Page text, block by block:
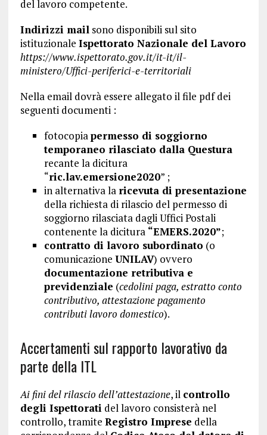
del lavoro competente.
Indirizzi mailsono disponibili sul sito
istituzionale Ispettorato Nazionale del Lavoro
https://www.ispettorato.gov.it/it-it/il-
ministero/Uffici-periferici-e-territoriali
Nella email dovrà essere allegato il file pdf dei
seguenti documenti :
fotocopiapermesso di soggiorno
temporaneo rilasciato dalla Questura
recante la dicitura
“ric.lav.emersione2020” ;
in alternativa la ricevuta di presentazione
della richiesta di rilascio del permesso di
soggiorno rilasciata dagli Uffici Postali
contenente la dicitura “EMERS.2020”;
contratto di lavoro subordinato (o
comunicazione UNILAV) ovvero
documentazione retributiva e
previdenziale (cedolini paga, estratto conto
contributivo, attestazione pagamento
contributi lavoro domestico).
Accertamenti sul rapporto lavorativo da
parte della ITL
Ai fini del rilascio dell’attestazione, il controllo
degli Ispettorati del lavoro consisterà nel
controllo, tramite Registro Imprese della